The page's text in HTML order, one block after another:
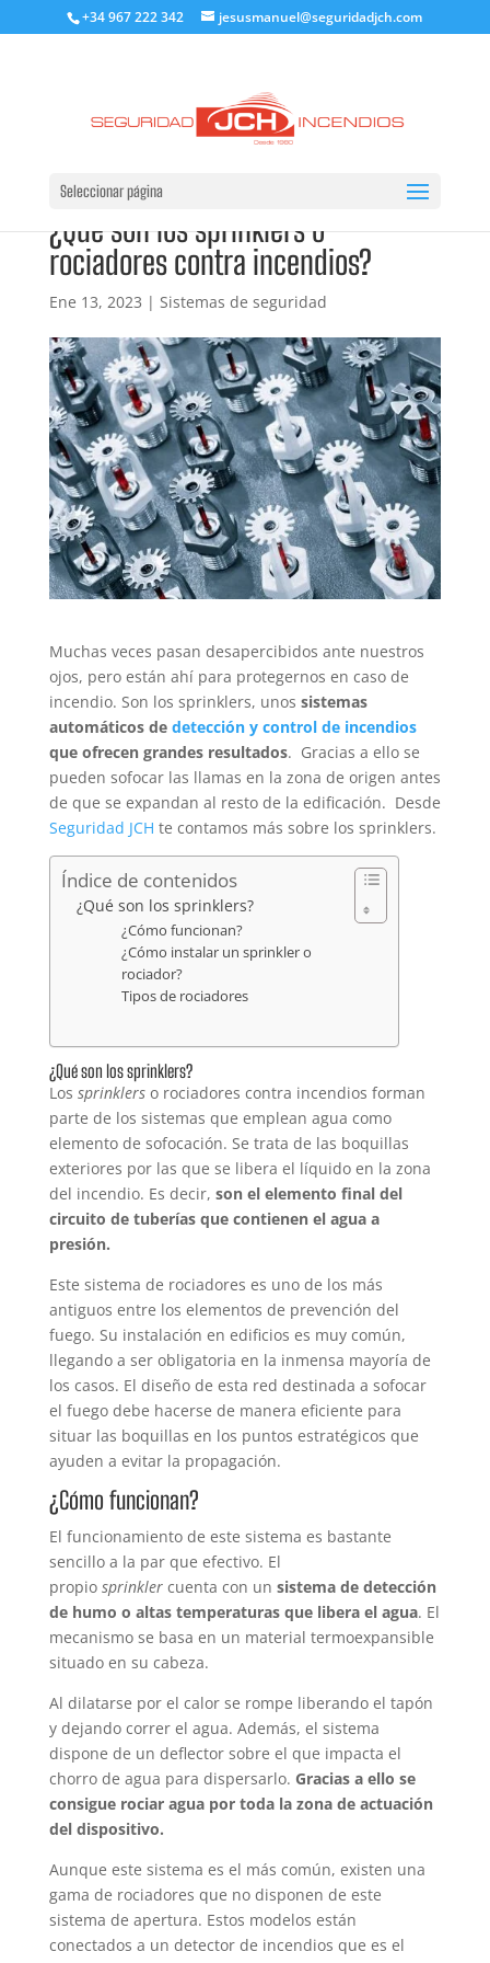
+34 967 222 342 jesusmanuel@seguridadjch.com
Seleccionar página
¿Qué son los sprinklers o
rociadores contra incendios?
Ene 13, 2023 | Sistemas de seguridad
Muchas veces pasan desapercibidos ante nuestros
ojos, pero están ahí para protegernos en caso de
incendio. Son los sprinklers, unos sistemas
automáticos de detección y control de incendios
que ofrecen grandes resultados. Gracias a ello se
pueden sofocar las llamas en la zona de origen antes
de que se expandan al resto de la edificación. Desde
Seguridad JCH te contamos más sobre los sprinklers.
Índice de contenidos
¿Qué son los sprinklers?
¿Cómo funcionan?
¿Cómo instalar un sprinkler o
rociador?
Tipos de rociadores
¿Qué son los sprinklers?
Los sprinklers o rociadores contra incendios forman
parte de los sistemas que emplean agua como
elemento de sofocación. Se trata de las boquillas
exteriores por las que se libera el líquido en la zona
del incendio. Es decir, son el elemento final del
circuito de tuberías que contienen el agua a
presión.
Este sistema de rociadores es uno de los más
antiguos entre los elementos de prevención del
fuego. Su instalación en edificios es muy común,
llegando a ser obligatoria en la inmensa mayoría de
los casos. El diseño de esta red destinada a sofocar
el fuego debe hacerse de manera eficiente para
situar las boquillas en los puntos estratégicos que
ayuden a evitar la propagación.
¿Cómo funcionan?
El funcionamiento de este sistema es bastante
sencillo a la par que efectivo. El
propio sprinklercuenta con un sistema de detección
de humo o altas temperaturas que libera el agua. El
mecanismo se basa en un material termoexpansible
situado en su cabeza.
Al dilatarse por el calor se rompe liberando el tapón
y dejando correr el agua. Además, el sistema
dispone de un deflector sobre el que impacta el
chorro de agua para dispersarlo. Gracias a ello se
consigue rociar agua por toda la zona de actuación
del dispositivo.
Aunque este sistema es el más común, existen una
gama de rociadores que no disponen de este
sistema de apertura. Estos modelos están
conectados a un detector de incendios que es el